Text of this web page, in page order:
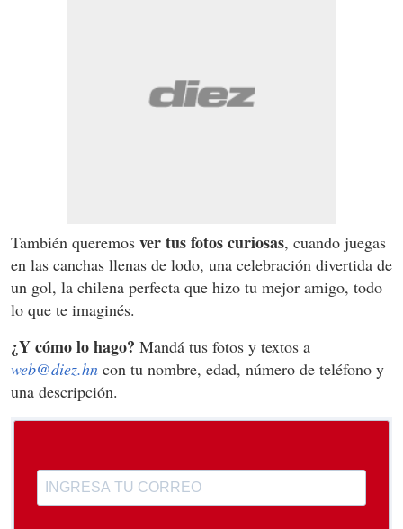
También queremos ver tus fotos curiosas, cuando juegas
en las canchas llenas de lodo, una celebración divertida de
un gol, la chilena perfecta que hizo tu mejor amigo, todo
lo que te imaginés.
¿Y cómo lo hago? Mandá tus fotos y textos a
web@diez.hn con tu nombre, edad, número de teléfono y
una descripción.